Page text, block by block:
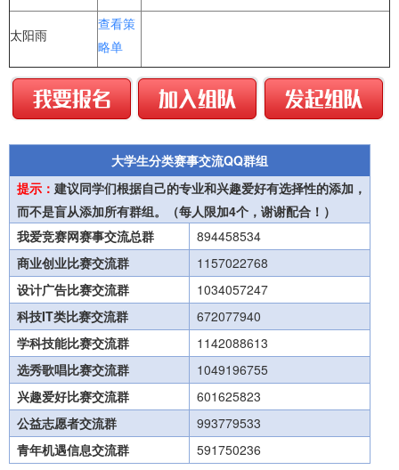
太阳雨
查看策
略单
大学生分类赛事交流QQ群组
提示： 建议同学们根据自己的专业和兴趣爱好有选择性的添加，
而不是盲从添加所有群组。（每人限加4个，谢谢配合！）
我爱竞赛网赛事交流总群
894458534
商业创业比赛交流群
1157022768
设计广告比赛交流群
1034057247
科技IT类比赛交流群
672077940
学科技能比赛交流群
1142088613
选秀歌唱比赛交流群
1049196755
兴趣爱好比赛交流群
601625823
公益志愿者交流群
993779533
青年机遇信息交流群
591750236